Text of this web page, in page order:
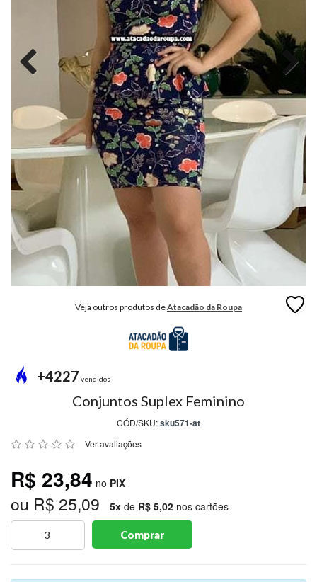
MODA
GRIFE
INFANTIL
INTIMA
MODA
MODA
MASCULINA
MODA
PREÇO
ÚNICO
PROMOÇÕES
MARCAS
Veja outros produtos deAtacadão da Roupa
+4227 vendidos
Conjuntos Suplex Feminino
CÓD/SKU:sku571-at
Ver avaliações
R$ 23,84 no PIX
ou R$ 25,09 5x de R$ 5,02 nos cartões
Comprar